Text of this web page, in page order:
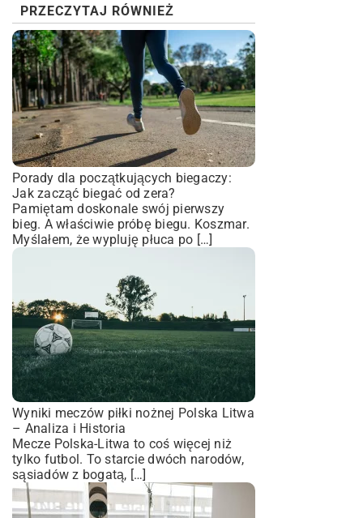
PRZECZYTAJ RÓWNIEŻ
Porady dla początkujących biegaczy:
Jak zacząć biegać od zera?
Pamiętam doskonale swój pierwszy
bieg. A właściwie próbę biegu. Koszmar.
Myślałem, że wypluję płuca po […]
Wyniki meczów piłki nożnej Polska Litwa
– Analiza i Historia
Mecze Polska-Litwa to coś więcej niż
tylko futbol. To starcie dwóch narodów,
sąsiadów z bogatą, […]